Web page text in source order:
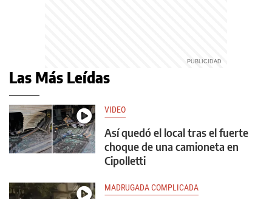
Las Más Leídas
VIDEO
Así quedó el local tras el fuerte
choque de una camioneta en
Cipolletti
MADRUGADA COMPLICADA